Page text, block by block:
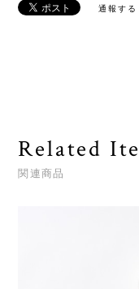
通報する
Related
関連商品